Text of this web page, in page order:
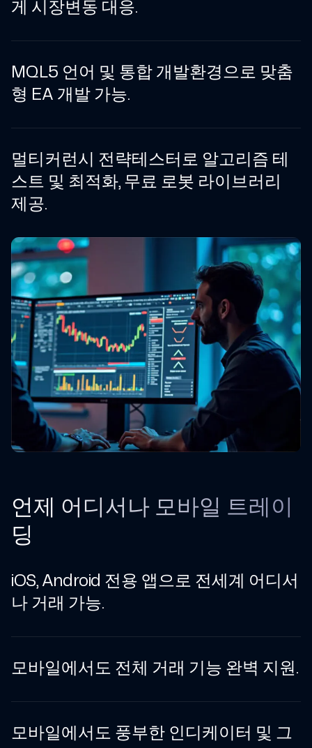
게 시장변동 대응.
MQL5 언어 및 통합 개발환경으로 맞춤
형 EA 개발 가능.
멀티커런시 전략테스터로 알고리즘 테
스트 및 최적화, 무료 로봇 라이브러리
제공.
언제 어디서나 모바일 트레이
딩
iOS, Android 전용 앱으로 전세계 어디서
나 거래 가능.
모바일에서도 전체 거래 기능 완벽 지원.
모바일에서도 풍부한 인디케이터 및 그